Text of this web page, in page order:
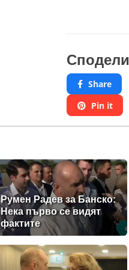
Сподели
Share
Pin it
Румен Радев за Банско:
Нека първо се видят
фактите